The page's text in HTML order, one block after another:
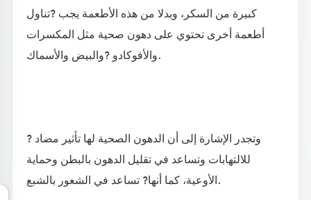
كبيرة من السكر، وبدلا من هذه الأطعمة يجب ?تناول
أطعمة أخرى تحتوي على دهون صحية مثل المكسرات
والأفوكادو ?والبيض والأسماك.
وتجدر الإشارة إلى أن الدهون الصحية لها تأثير مضاد ?
للالتهابات وتساعد في تقليل الدهون بالبطن وحماية
الأوعية، كما أنها? تساعد في الشعور بالشبع.